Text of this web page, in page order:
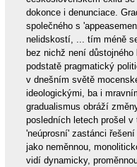
dokonce i denunciace.
společného s
nelidskostí, ... tím méně
bez nichž není
podstatě pragmatický
v dnešním světě
ideologickými, ba i
gradualismus obráží
posledních letech prošel
'neúprosní' zastánci
jako neměnnou,
vidí dynamicky,